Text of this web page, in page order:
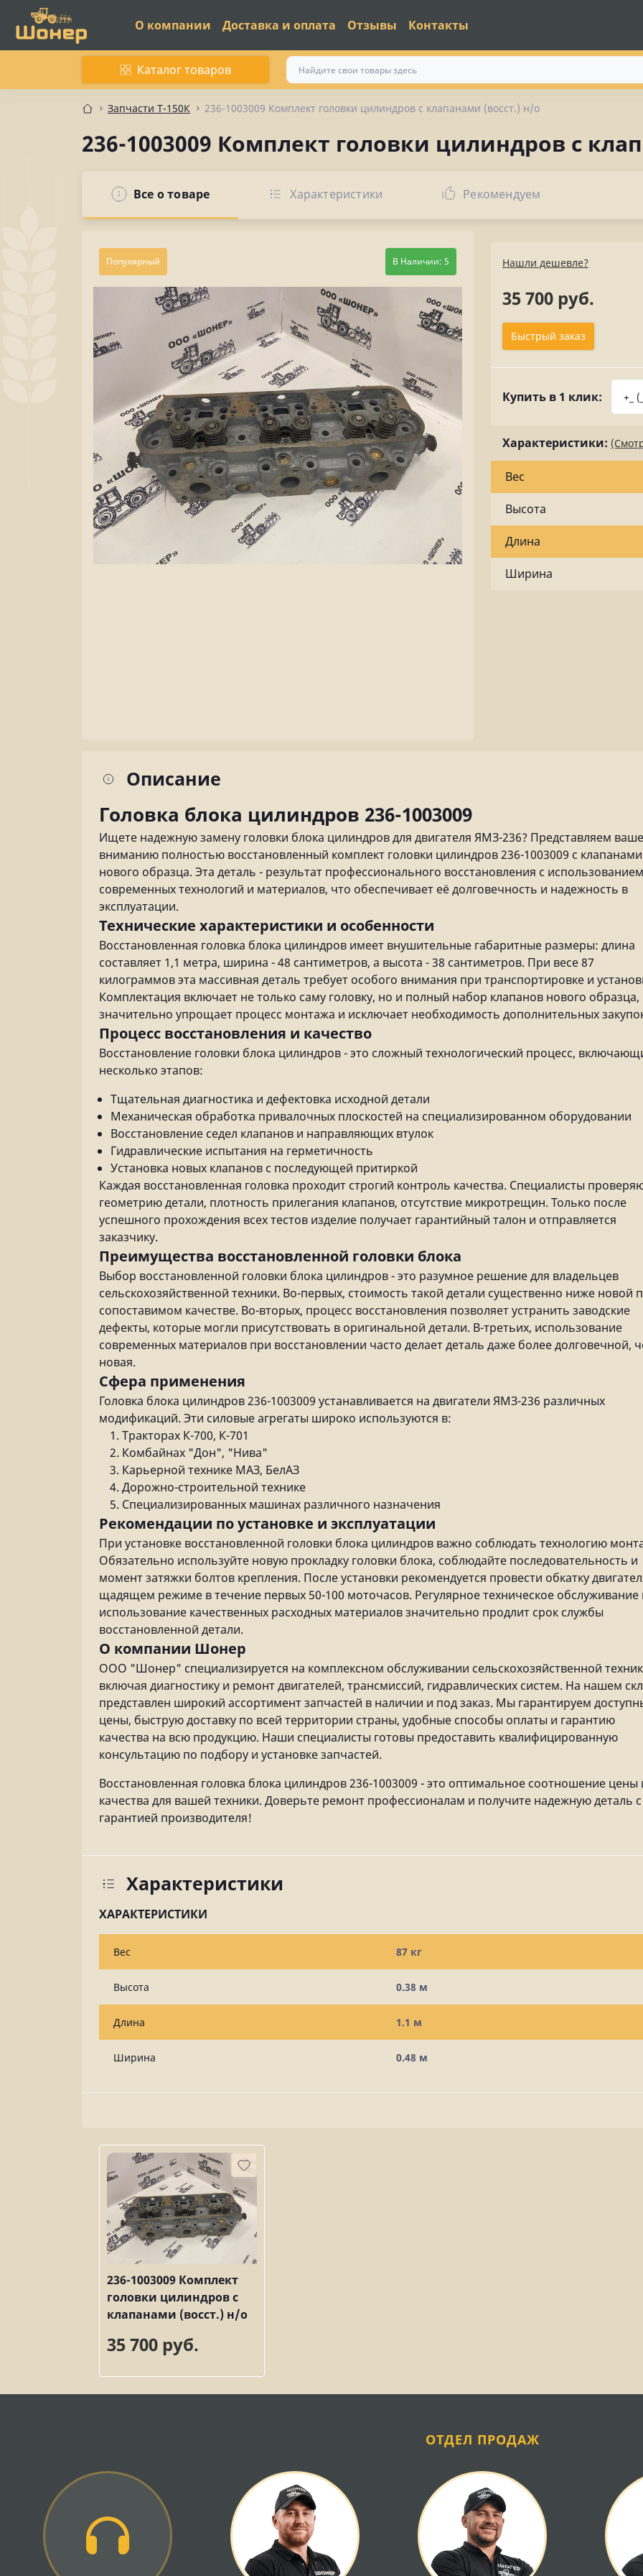
О компании Доставка и оплата Отзывы Контакты
Каталог товаров
Запчасти Т-150К 236-1003009 Комплект головки цилиндров с клапанами (восст.) н/о
236-1003009 Комплект головки цилиндров с
Все о товаре Характеристики Рекомендуем
Популярный В Наличии: 5 Нашли дешевле?
35 700 руб.
Быстрый заказ
Купить в 1 клик:
Характеристики:
Вес
Высота
Длина
Ширина
Описание
Головка блока цилиндров 236-1003009
Ищете надежную замену головки блока цилиндров для двигателя ЯМЗ-236? Представляем
вниманию полностью восстановленный комплект головки цилиндров 236-1003009 с клапанами
нового образца. Эта деталь - результат профессионального восстановления с использованием
современных технологий и материалов, что обеспечивает её долговечность и надежность в
эксплуатации.
Технические характеристики и особенности
Восстановленная головка блока цилиндров имеет внушительные габаритные размеры: длина
составляет 1,1 метра, ширина - 48 сантиметров, а высота - 38 сантиметров. При весе 87
килограммов эта массивная деталь требует особого внимания при транспортировке и
Комплектация включает не только саму головку, но и полный набор клапанов нового образца,
значительно упрощает процесс монтажа и исключает необходимость дополнительных
Процесс восстановления и качество
Восстановление головки блока цилиндров - это сложный технологический процесс,
несколько этапов:
Тщательная диагностика и дефектовка исходной детали
Механическая обработка привалочных плоскостей на специализированном оборудовании
Восстановление седел клапанов и направляющих втулок
Гидравлические испытания на герметичность
Установка новых клапанов с последующей притиркой
Каждая восстановленная головка проходит строгий контроль качества. Специалисты
геометрию детали, плотность прилегания клапанов, отсутствие микротрещин. Только после
успешного прохождения всех тестов изделие получает гарантийный талон и отправляется
заказчику.
Преимущества восстановленной головки блока
Выбор восстановленной головки блока цилиндров - это разумное решение для владельцев
сельскохозяйственной техники. Во-первых, стоимость такой детали существенно ниже новой
сопоставимом качестве. Во-вторых, процесс восстановления позволяет устранить заводские
дефекты, которые могли присутствовать в оригинальной детали. В-третьих, использование
современных материалов при восстановлении часто делает деталь даже более долговечной,
новая.
Сфера применения
Головка блока цилиндров 236-1003009 устанавливается на двигатели ЯМЗ-236 различных
модификаций. Эти силовые агрегаты широко используются в:
Тракторах К-700, К-701
Комбайнах "Дон", "Нива"
Карьерной технике МАЗ, БелАЗ
Дорожно-строительной технике
Специализированных машинах различного назначения
Рекомендации по установке и эксплуатации
При установке восстановленной головки блока цилиндров важно соблюдать технологию
Обязательно используйте новую прокладку головки блока, соблюдайте последовательность и
момент затяжки болтов крепления. После установки рекомендуется провести обкатку
щадящем режиме в течение первых 50-100 моточасов. Регулярное техническое обслуживание
использование качественных расходных материалов значительно продлит срок службы
восстановленной детали.
О компании Шонер
ООО "Шонер" специализируется на комплексном обслуживании сельскохозяйственной
включая диагностику и ремонт двигателей, трансмиссий, гидравлических систем. На нашем
представлен широкий ассортимент запчастей в наличии и под заказ. Мы гарантируем
цены, быструю доставку по всей территории страны, удобные способы оплаты и гарантию
качества на всю продукцию. Наши специалисты готовы предоставить квалифицированную
консультацию по подбору и установке запчастей.
Восстановленная головка блока цилиндров 236-1003009 - это оптимальное соотношение цены
качества для вашей техники. Доверьте ремонт профессионалам и получите надежную деталь с
гарантией производителя!
Характеристики
ХАРАКТЕРИСТИКИ
Вес 87 кг
Высота 0.38 м
Длина 1.1 м
Ширина 0.48 м
236-1003009 Комплект
головки цилиндров с
клапанами (восст.) н/о
35 700 руб.
ОТДЕЛ ПРОДАЖ